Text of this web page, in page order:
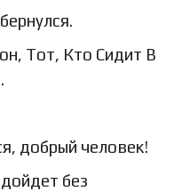
Тот, Кто Сидит В
добрый человек!
без